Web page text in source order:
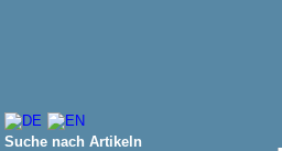
Suche nach Artikeln